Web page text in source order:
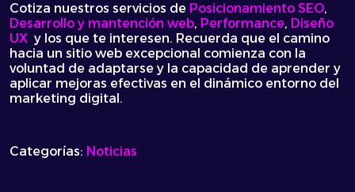
Cotiza nuestros servicios de Posicionamiento SEO,
Desarrollo y mantención web, Performance, Diseño
UX y los que te interesen. Recuerda que el camino
hacia un sitio web excepcional comienza con la
voluntad de adaptarse y la capacidad de aprender y
aplicar mejoras efectivas en el dinámico entorno del
marketing digital.
Categorías: Noticias